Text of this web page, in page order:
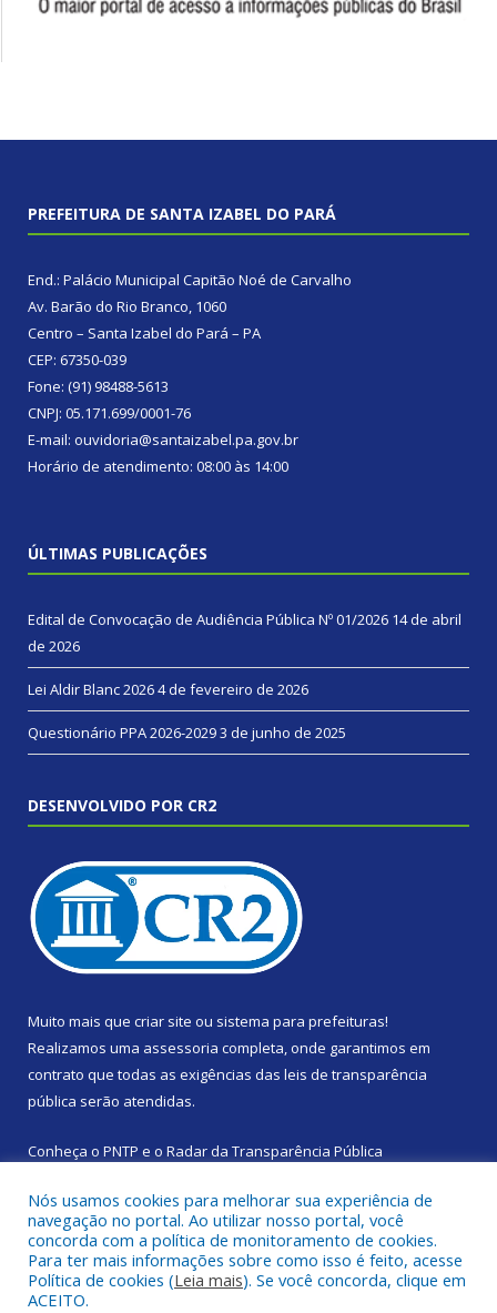
PREFEITURA DE SANTA IZABEL DO PARÁ
End.: Palácio Municipal Capitão Noé de Carvalho
Av. Barão do Rio Branco, 1060
Centro – Santa Izabel do Pará – PA
CEP: 67350-039
Fone: (91) 98488-5613
CNPJ: 05.171.699/0001-76
E-mail: ouvidoria@santaizabel.pa.gov.br
Horário de atendimento: 08:00 às 14:00
ÚLTIMAS PUBLICAÇÕES
Edital de Convocação de Audiência Pública Nº 01/2026 14 de abril
de 2026
Lei Aldir Blanc 20264 de fevereiro de 2026
Questionário PPA 2026-20293 de junho de 2025
DESENVOLVIDO POR CR2
Muito mais que criar site ou sistema para prefeituras!
Realizamos uma assessoria completa, onde garantimos em
contrato que todas as exigências das leis de transparência
pública serão atendidas.
Conheça o PNTP e o Radar da Transparência Pública
Todos os direitos reservados a Prefeitura Municipal de Santa
Izabel do Pará.
Nós usamos cookies para melhorar sua experiência de
navegação no portal. Ao utilizar nosso portal, você
concorda com a política de monitoramento de cookies.
Para ter mais informações sobre como isso é feito, acesse
Política de cookies (Leia mais). Se você concorda, clique em
ACEITO.